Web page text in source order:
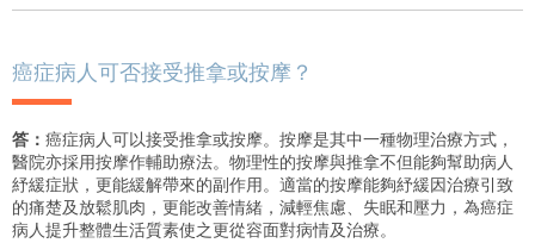
癌症病人可否接受推拿或按摩？
答： 癌症病人可以接受推拿或按摩。按摩是其中一種物理治療方式，
醫院亦採用按摩作輔助療法。物理性的按摩與推拿不但能夠幫助病人
紓緩症狀，更能緩解帶來的副作用。適當的按摩能夠紓緩因治療引致
的痛楚及放鬆肌肉，更能改善情緒，減輕焦慮、失眠和壓力，為癌症
病人提升整體生活質素使之更從容面對病情及治療。